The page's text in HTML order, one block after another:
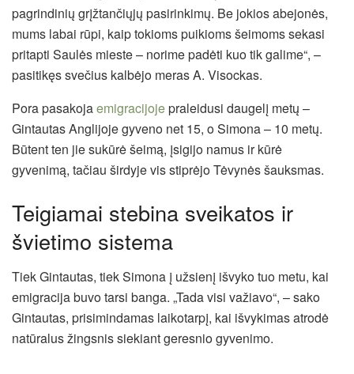
pagrindinių grįžtančiųjų pasirinkimų. Be jokios abejonės,
mums labai rūpi, kaip tokioms puikioms šeimoms sekasi
pritapti Saulės mieste – norime padėti kuo tik galime“, –
pasitikęs svečius kalbėjo meras A. Visockas.
Pora pasakojaemigracijojepraleidusi daugelį metų –
Gintautas Anglijoje gyveno net 15, o Simona – 10 metų.
Būtent ten jie sukūrė šeimą, įsigijo namus ir kūrė
gyvenimą, tačiau širdyje vis stiprėjo Tėvynės šauksmas.
Teigiamai stebina sveikatos ir
švietimo sistema
Tiek Gintautas, tiek Simona į užsienį išvyko tuo metu, kai
emigracija buvo tarsi banga. „Tada visi važiavo“, – sako
Gintautas, prisimindamas laikotarpį, kai išvykimas atrodė
natūralus žingsnis siekiant geresnio gyvenimo.